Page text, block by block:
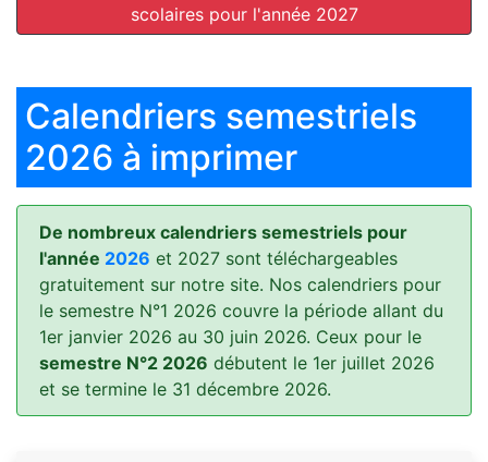
scolaires pour l'année 2027
Calendriers semestriels
2026 à imprimer
De nombreux calendriers semestriels pour
l'année 2026 et 2027 sont téléchargeables
gratuitement sur notre site. Nos calendriers pour
le semestre N°1 2026 couvre la période allant du
1er janvier 2026 au 30 juin 2026. Ceux pour le
semestre N°2 2026 débutent le 1er juillet 2026
et se termine le 31 décembre 2026.